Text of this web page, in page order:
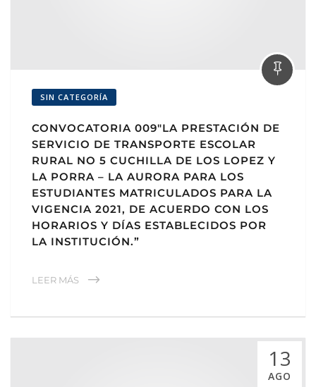
SIN CATEGORÍA
CONVOCATORIA 009″LA PRESTACIÓN DE
SERVICIO DE TRANSPORTE ESCOLAR
RURAL NO 5 CUCHILLA DE LOS LOPEZ Y
LA PORRA – LA AURORA PARA LOS
ESTUDIANTES MATRICULADOS PARA LA
VIGENCIA 2021, DE ACUERDO CON LOS
HORARIOS Y DÍAS ESTABLECIDOS POR
LA INSTITUCIÓN.”
LEER MÁS
13
AGO